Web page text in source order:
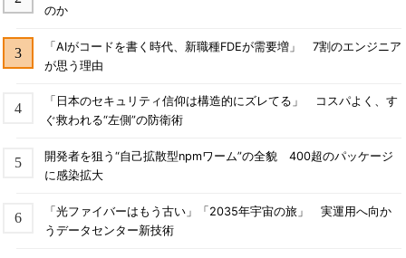
のか
「AIがコードを書く時代、新職種FDEが需要増」 7割のエンジニア
が思う理由
「日本のセキュリティ信仰は構造的にズレてる」 コスパよく、す
ぐ救われる“左側”の防衛術
開発者を狙う“自己拡散型npmワーム”の全貌 400超のパッケージ
に感染拡大
「光ファイバーはもう古い」「2035年宇宙の旅」 実運用へ向か
うデータセンター新技術